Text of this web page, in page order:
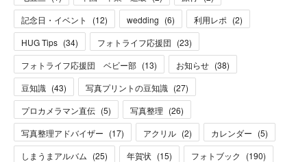
記念日・イベント
(12) wedding (6) 利用レポ (2)
HUG Tips (34) フォトライフ応援団 (23)
フォトライフ応援団 ベビー部 (13) お知らせ (38)
豆知識 (43) 写真プリントの豆知識 (27)
プロカメラマン直伝 (5) 写真整理 (26)
写真整理アドバイザー (17) アクリル (2) カレンダー (5)
しまうまアルバム (25) 年賀状 (15) フォトブック (190)